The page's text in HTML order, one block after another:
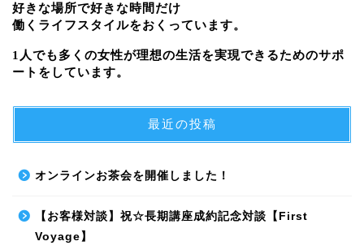
好きな場所で好きな時間だけ
働くライフスタイルをおくっています。
1人でも多くの女性が理想の生活を実現できるためのサポ
ートをしています。
最近の投稿
オンラインお茶会を開催しました！
【お客様対談】祝☆長期講座成約記念対談【First
Voyage】